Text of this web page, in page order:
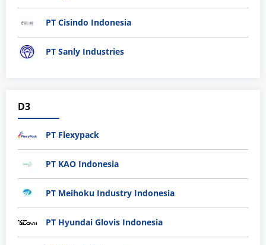
PT Cisindo Indonesia
PT Sanly Industries
D3
PT Flexypack
PT KAO Indonesia
PT Meihoku Industry Indonesia
PT Hyundai Glovis Indonesia